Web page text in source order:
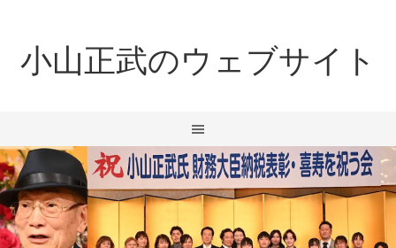
小山正武のウェブサイト